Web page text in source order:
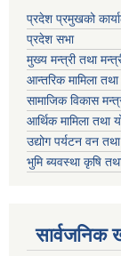
प्रदेश प्रमुखको
प्रदेश सभा
मुख्य मन्त्री तथा
आन्तरिक मामिला
सामाजिक विकास
आर्थिक मामिला तथा
उद्योग पर्यटन वन
भुमि ब्यवस्था कृषि
सार्वजनिक